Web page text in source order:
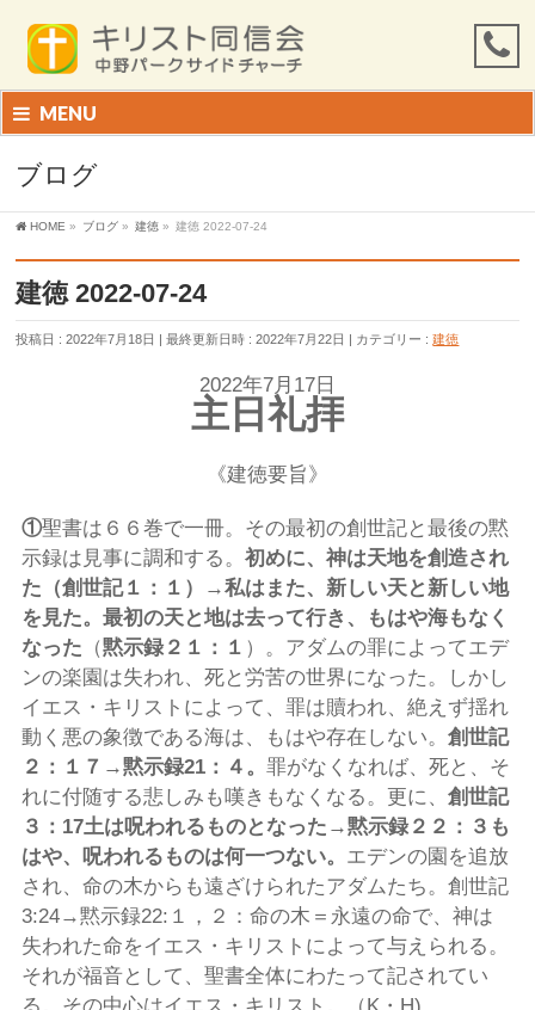
MENU
ブログ
HOME » ブログ » 建徳 » 建徳 2022-07-24
建徳 2022-07-24
投稿日 : 2022年7月18日 最終更新日時 : 2022年7月22日 カテゴリー :建徳
2022年7月17日
主日礼拝
《建徳要旨》
①聖書は６６巻で一冊。その最初の創世記と最後の黙
示録は見事に調和する。初めに、神は天地を創造され
た （創世記１：１）
→私はまた、新しい天と新しい地
を見た。最初の天と地は去って行き、もはや海もなく
なった （黙示録２１：１ ）。アダムの罪によってエデ
ンの楽園は失われ、死と労苦の世界になった。しかし
イエス・キリストによって、罪は贖われ、絶えず揺れ
動く悪の象徴である海は、もはや存在しない。創世記
２：１７→黙示録21 ：４。罪がなくなれば、死と、そ
れに付随する悲しみも嘆きもなくなる。更に、創世記
３： 17土は呪われるものとなった→黙示録２２：３も
はや、呪われるものは何一つない。 エデンの園を追放
され、命の木からも遠ざけられたアダムたち。創世記
3:24→黙示録22:１，２：命の木＝永遠の命で、神は
失われた命をイエス・キリストによって与えられる。
それが福音として、聖書全体にわたって記されてい